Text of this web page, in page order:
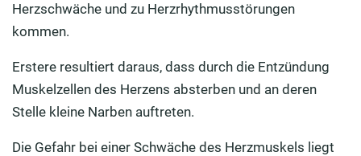
Herzschwäche und zu Herzrhythmusstörungen
kommen.
Erstere resultiert daraus, dass durch die Entzündung
Muskelzellen des Herzens absterben und an deren
Stelle kleine Narben auftreten.
Die Gefahr bei einer Schwäche des Herzmuskels liegt